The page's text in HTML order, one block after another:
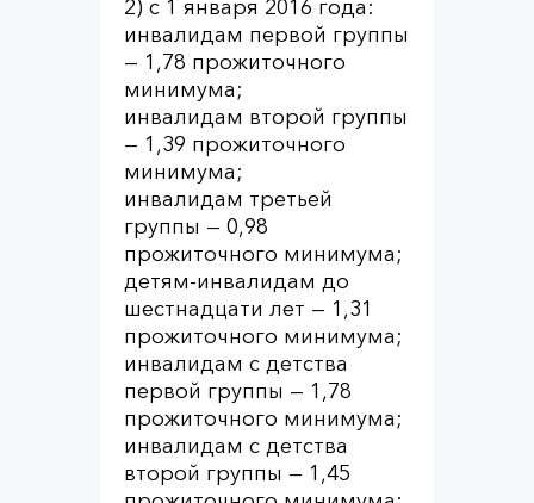
2) с 1 января 2016 года:
инвалидам первой группы
— 1,78 прожиточного
минимума;
инвалидам второй группы
— 1,39 прожиточного
минимума;
инвалидам третьей
группы — 0,98
прожиточного минимума;
детям-инвалидам до
шестнадцати лет — 1,31
прожиточного минимума;
инвалидам с детства
первой группы — 1,78
прожиточного минимума;
инвалидам с детства
второй группы — 1,45